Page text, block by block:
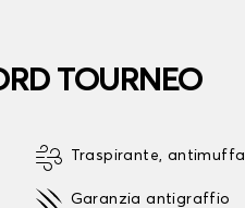
TOURNEO
Traspirante, antimuffa
Garanzia antigraffio